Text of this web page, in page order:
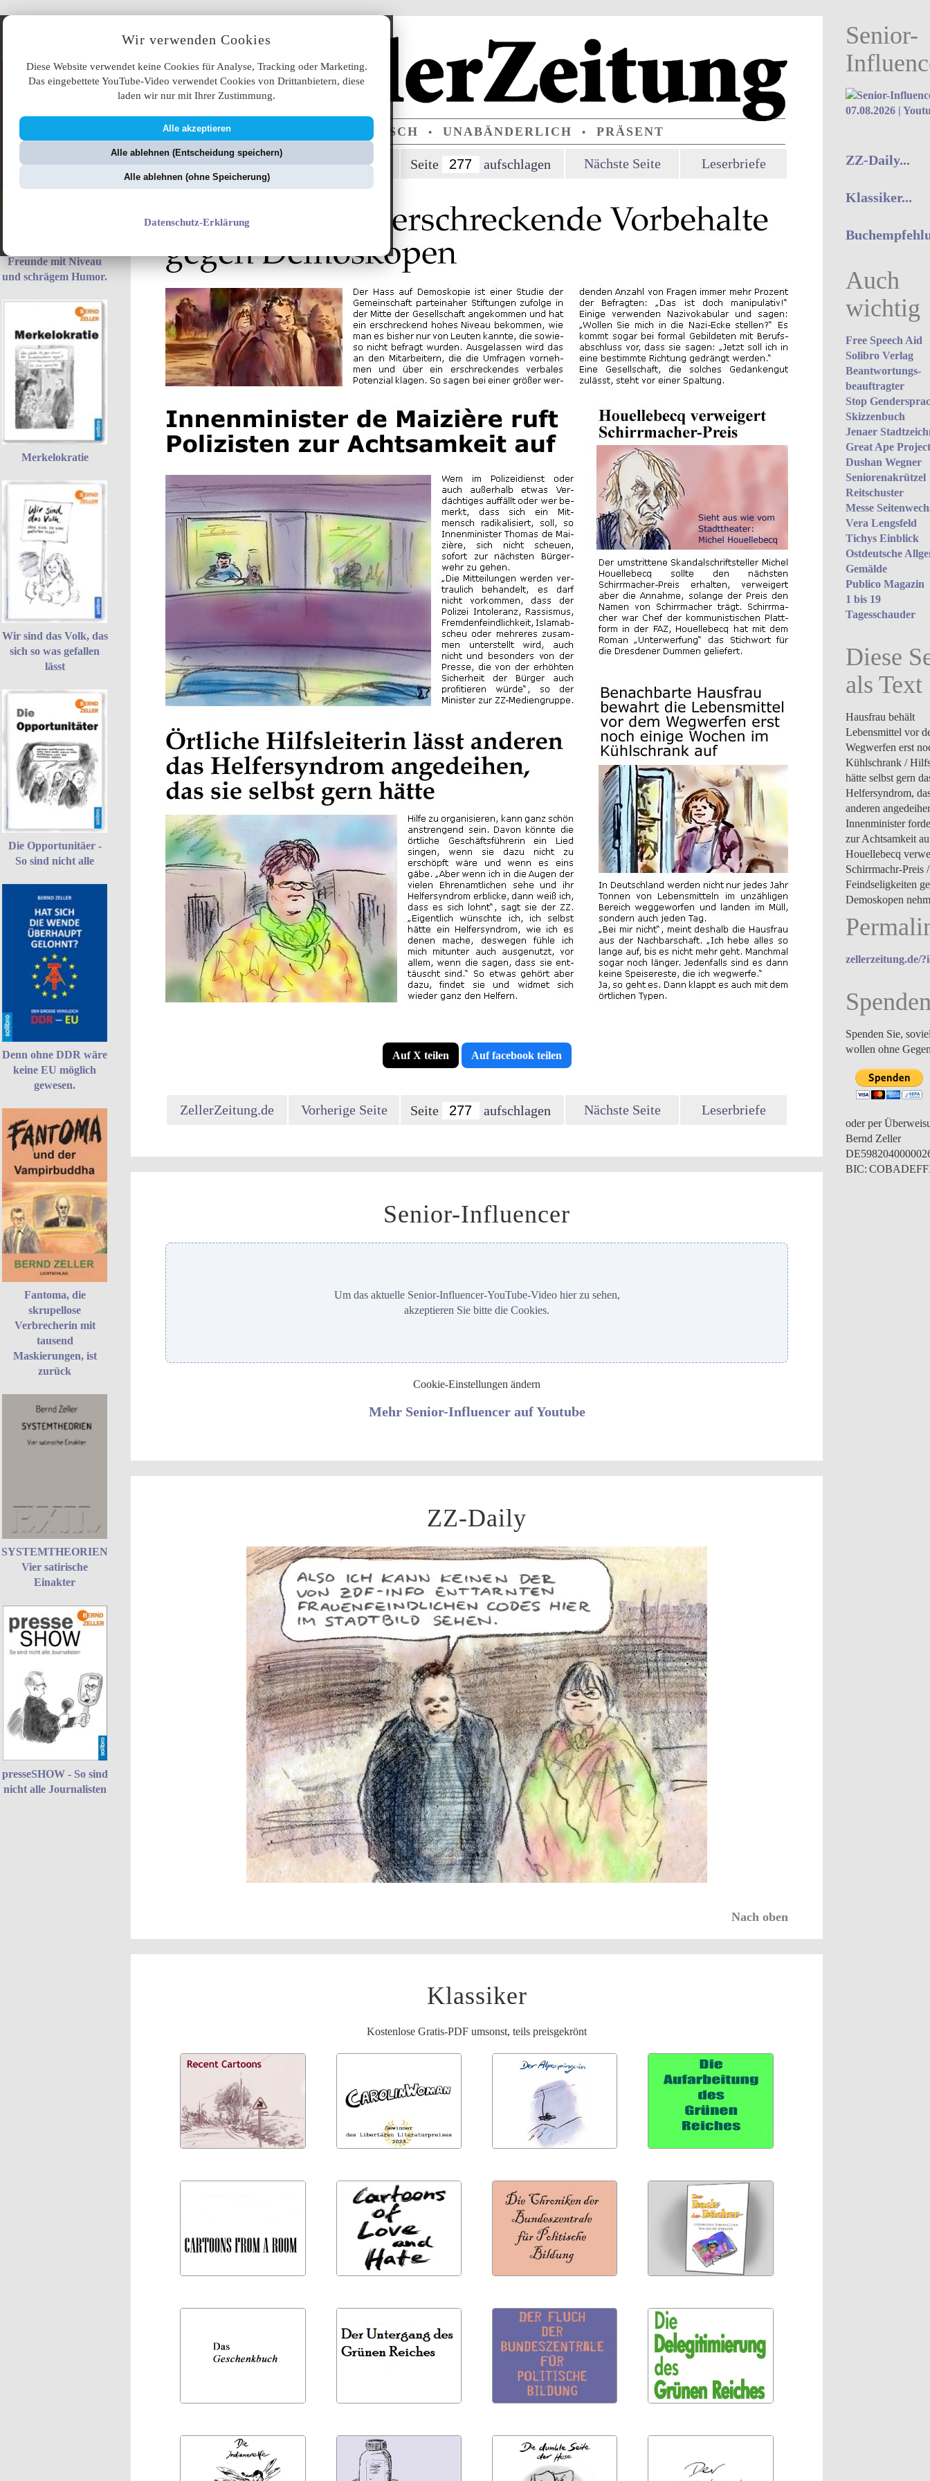
Wir verwenden Cookies
Diese Website verwendet keine Cookies für Analyse, Tracking oder Marketing.
Das eingebettete YouTube-Video verwendet Cookies von Drittanbietern, diese
laden wir nur mit Ihrer Zustimmung.
Alle akzeptieren
Alle ablehnen (Entscheidung speichern)
Alle ablehnen (ohne Speicherung)
Datenschutz-Erklärung
Angebote
Freunde mit Niveau
und schrägem Humor.
Merkelokratie
Wir sind das Volk, das
sich so was gefallen
lässt
Die Opportunitäer -
So sind nicht alle
Denn ohne DDR wäre
keine EU möglich
gewesen.
Fantoma, die
skrupellose
Verbrecherin mit
tausend
Maskierungen, ist
zurück
SYSTEMTHEORIEN
Vier satirische
Einakter
presseSHOW - So sind
nicht alle Journalisten
ÜBERPARTEIISCH • UNABÄNDERLICH • PRÄSENT
Vorherige Seite Seite Nächste Seite Leserbriefe
Auf X teilen Auf facebook teilen
ZellerZeitung.de Vorherige Seite Seite Nächste Seite Leserbriefe
Senior-Influencer
Um das aktuelle Senior-Influencer-YouTube-Video hier zu sehen,
akzeptieren Sie bitte die Cookies.
Cookie-Einstellungen ändern
Mehr Senior-Influencer auf Youtube
ZZ-Daily
Nach oben
Klassiker
Kostenlose Gratis-PDF umsonst, teils preisgekrönt
Senior-
07.08.2026 |
ZZ-Daily...
Klassiker...
Auch
wichtig
Free Speech Aid
Solibro Verlag
Beantwortungs­
beauftragter
Stop
Skizzenbuch
Jenaer
Great Ape Project
Dushan Wegner
Seniorenakrützel
Reitschuster
Messe
Vera Lengsfeld
Tichys Einblick
Ostdeutsche
Gemälde
Publico Magazin
1 bis 19
Tagesschauder
Diese
als Text
Hausfrau behält
Lebensmittel vor
Wegwerfen erst
Kühlschrank /
hätte selbst gern
Helfersyndrom,
anderen
Innenminister
zur Achtsamkeit
Houellebecq
Schirrmachr-Preis /
Feindseligkeiten
Demoskopen
zellerzeitung.de/
Spenden Sie,
wollen ohne
oder per
Bernd Zeller
BIC: